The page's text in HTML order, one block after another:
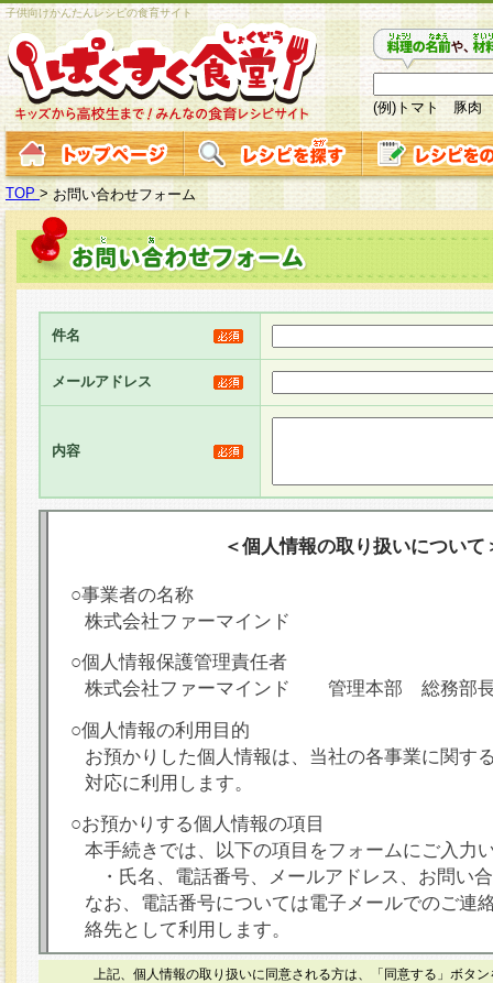
子供向けかんたんレシピの食育サイト
(例)トマト 豚肉
TOP > お問い合わせフォーム
件名
メールアドレス
内容
＜個人情報の取り扱いについて
○事業者の名称
株式会社ファーマインド
○個人情報保護管理責任者
株式会社ファーマインド 管理本部 総務部
○個人情報の利用目的
お預かりした個人情報は、当社の各事業に関す
対応に利用します。
○お預かりする個人情報の項目
本手続きでは、以下の項目をフォームにご入力
・氏名、電話番号、メールアドレス、お問い
なお、電話番号については電子メールでのご連
絡先として利用します。
○本人が容易に認識できない方法による個人情報
上記、個人情報の取り扱いに同意される方は、「同意する」ボタ